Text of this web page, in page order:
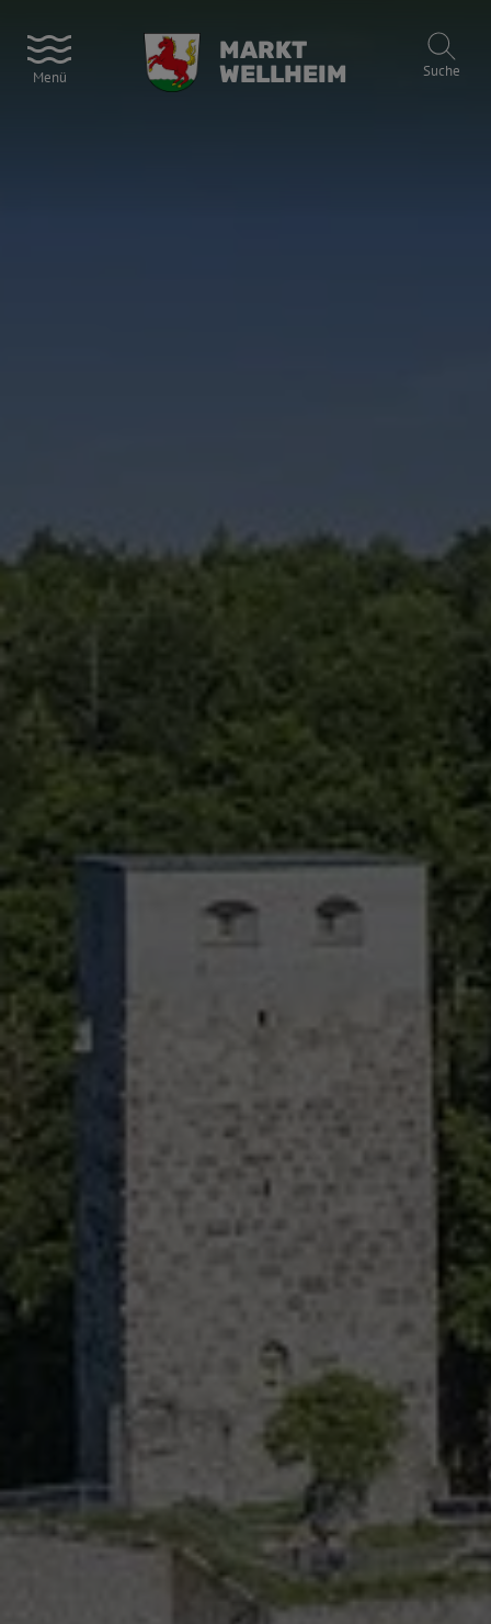
Menü
MARKT
WELLHEIM
Suche